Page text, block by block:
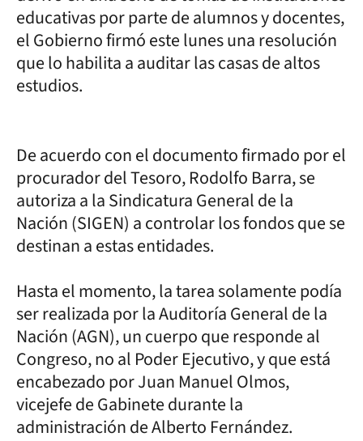
educativas por parte de alumnos y docentes,
el Gobierno firmó este lunes una resolución
que lo habilita a auditar las casas de altos
estudios.
De acuerdo con el documento firmado por el
procurador del Tesoro, Rodolfo Barra, se
autoriza a la Sindicatura General de la
Nación (SIGEN) a controlar los fondos que se
destinan a estas entidades.
Hasta el momento, la tarea solamente podía
ser realizada por la Auditoría General de la
Nación (AGN), un cuerpo que responde al
Congreso, no al Poder Ejecutivo, y que está
encabezado por Juan Manuel Olmos,
vicejefe de Gabinete durante la
administración de Alberto Fernández.